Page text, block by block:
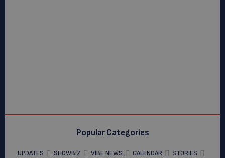
Popular Categories
UPDATES SHOWBIZ VIBE NEWS CALENDAR
STORIES